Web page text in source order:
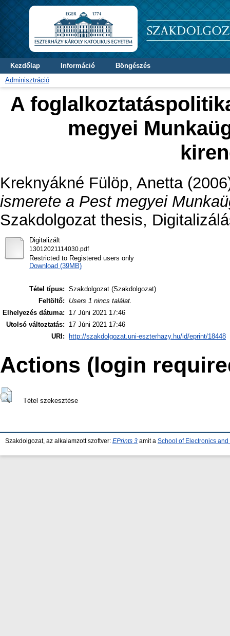
Kezdőlap Információ
Böngészés
Adminisztráció
A
megyei
Kreknyákné Fülöp, Anetta
ismerete a Pest megyei
Szakdolgozat thesis,
Digitalizált
13012021114030.pdf
Restricted to Registered users only
Download (39MB)
Tétel típus: Szakdolgozat (Szakdolgozat)
Feltöltő:
Users 1 nincs találat.
Elhelyezés dátuma:
17 Júni 2021 17:46
Utolsó változtatás:
17 Júni 2021 17:46
URI:
http://szakdolgozat.uni-eszterhazy.hu/id/eprint/18448
Actions (login
Tétel szekesztése
Szakdolgozat, az alkalamzott szoftver: EPrints 3 amit a School of Electronics